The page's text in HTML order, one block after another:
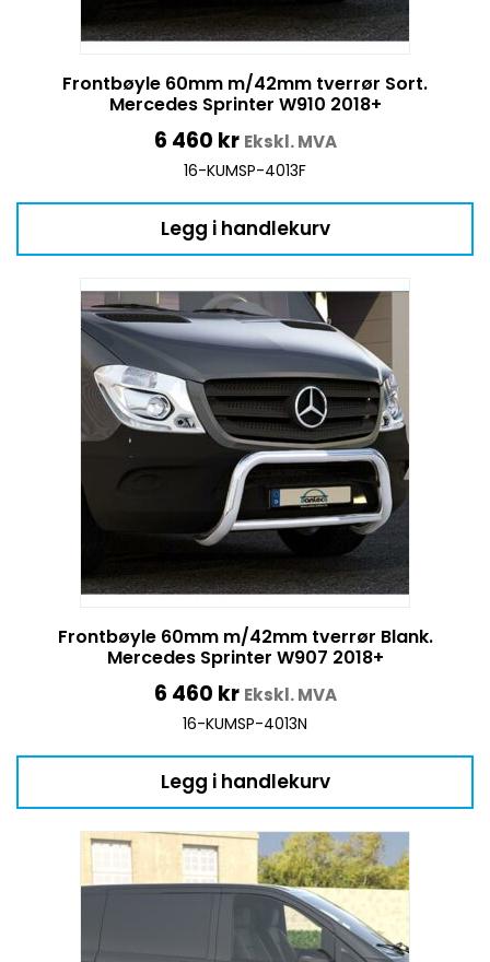
Frontbøyle 60mm m/42mm tverrør Sort.
Mercedes Sprinter W910 2018+
6 460 kr Ekskl. MVA
16-KUMSP-4013F
Legg i handlekurv
Frontbøyle 60mm m/42mm tverrør Blank.
Mercedes Sprinter W907 2018+
6 460 kr Ekskl. MVA
16-KUMSP-4013N
Legg i handlekurv